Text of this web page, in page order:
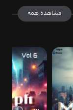
مشاهده همه